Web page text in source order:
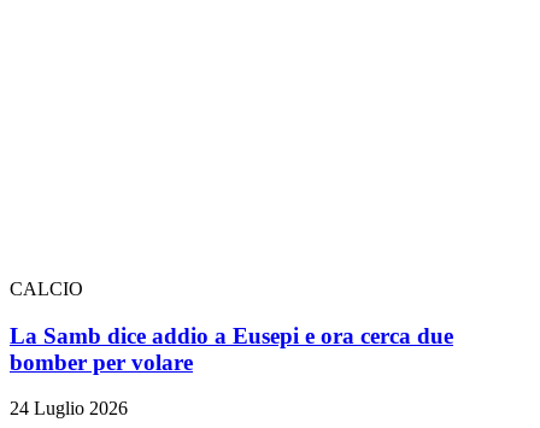
CALCIO
La Samb dice addio a Eusepi e ora cerca due
bomber per volare
24 Luglio 2026